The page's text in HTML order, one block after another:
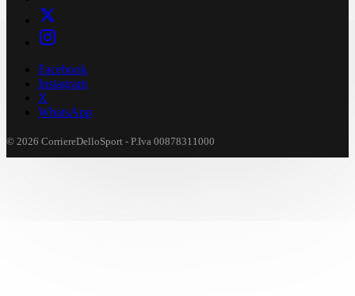
Facebook
Instagram
X
WhatsApp
© 2026 CorriereDelloSport - P.Iva 00878311000